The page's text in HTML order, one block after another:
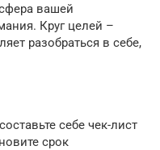
вашей
Круг целей –
разобраться в себе,
себе чек-лист
срок